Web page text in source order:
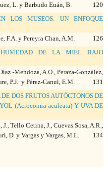
L. y Barbudo Euán, B. 120
LOS MUSEOS: UN ENFOQUE
F.A. y Pereyra Chan, A.M. 126
DE LA MIEL BAJO
-Mendoza, A.O., Peraza-González,
P.J. y Pérez-Canul, E.M. 131
DOS FRUTOS AUTÓCTONOS DE
(Acrocomia aculeata) Y UVA DE
Tello Cetina, J., Cuevas Sosa, A.R.,
D. y Vargas y Vargas, M.L. 134